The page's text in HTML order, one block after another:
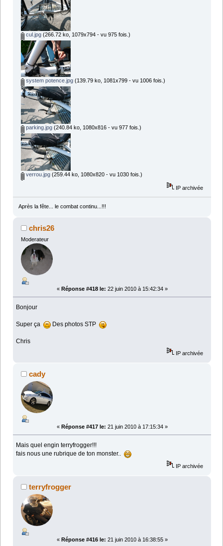
cul.jpg(266.72 ko, 1079x794 - vu 975 fois.)
system potence.jpg(139.79 ko, 1081x799 - vu 1006 fois.)
parking.jpg(240.84 ko, 1080x816 - vu 977 fois.)
verrou.jpg(259.44 ko, 1080x820 - vu 1030 fois.)
IP archivée
Après la fête... le combat continu...!!!
chris26
Moderateur
« Réponse #418 le: 22 juin 2010 à 15:42:34 »
Bonjour
Super ça Des photos STP
Chris
IP archivée
cady
« Réponse #417 le: 21 juin 2010 à 17:15:34 »
Mais quel engin terryfrogger!!!
fais nous une rubrique de ton monster..
IP archivée
terryfrogger
« Réponse #416 le: 21 juin 2010 à 16:38:55 »